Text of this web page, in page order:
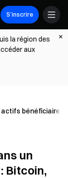
S’inscrire
la région des
aux
bénéficiaires
un
Bitcoin,